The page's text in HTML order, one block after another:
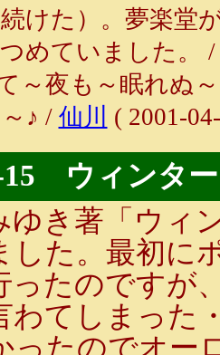
けた）。夢楽堂
めていました。
～夜も～眠れぬ
♪ / 仙川 ( 2001-
15 ウィンタ
き著「ウィ
した。最初に
ったのですが
わてしまった
ったのでオー